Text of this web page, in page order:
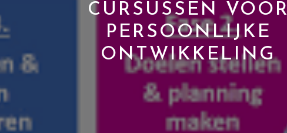
CURSUSSEN VOOR
PERSOONLIJKE
ONTWIKKELING